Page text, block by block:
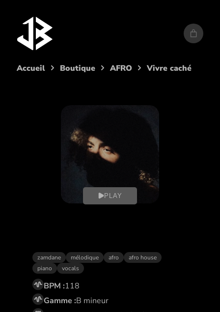
Accueil Boutique AFRO Vivre caché
PLAY
zamdane mélodique afro
afro house
piano
vocals
BPM :118
Gamme :B mineur